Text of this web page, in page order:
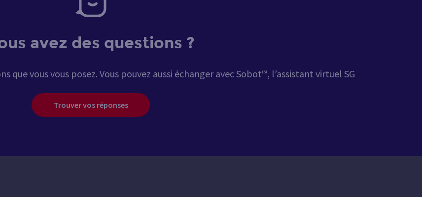
avez des questions ?
que vous vous posez. Vous pouvez aussi échanger avec Sobot(5), l’assistant virtuel SG
Trouver vos réponses